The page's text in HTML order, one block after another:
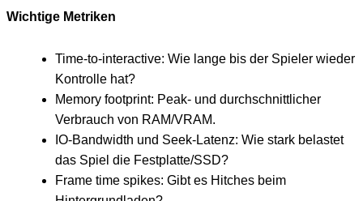
Wichtige Metriken
Time-to-interactive: Wie lange bis der Spieler wieder
Kontrolle hat?
Memory footprint: Peak- und durchschnittlicher
Verbrauch von RAM/VRAM.
IO-Bandwidth und Seek-Latenz: Wie stark belastet
das Spiel die Festplatte/SSD?
Frame time spikes: Gibt es Hitches beim